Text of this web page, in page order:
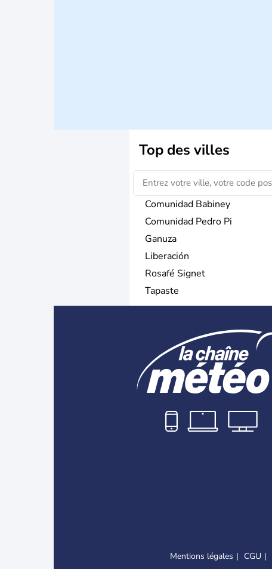
Top des villes
Comunidad Babiney
Comunidad Pedro Pi
Ganuza
Liberación
Rosafé Signet
Tapaste
Mentions légales CGU